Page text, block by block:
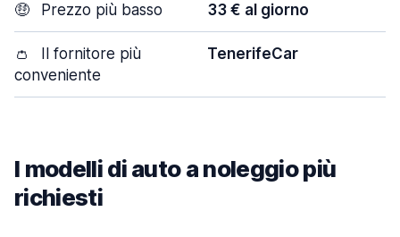
🤑 Prezzo più basso 33 € al giorno
👛
Il fornitore più
conveniente
TenerifeCar
I modelli di auto a noleggio più
richiesti